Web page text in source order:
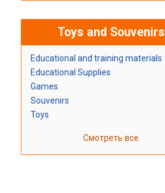
Toys and Souvenirs
Educational and training materials
Educational Supplies
Games
Souvenirs
Toys
Смотреть все